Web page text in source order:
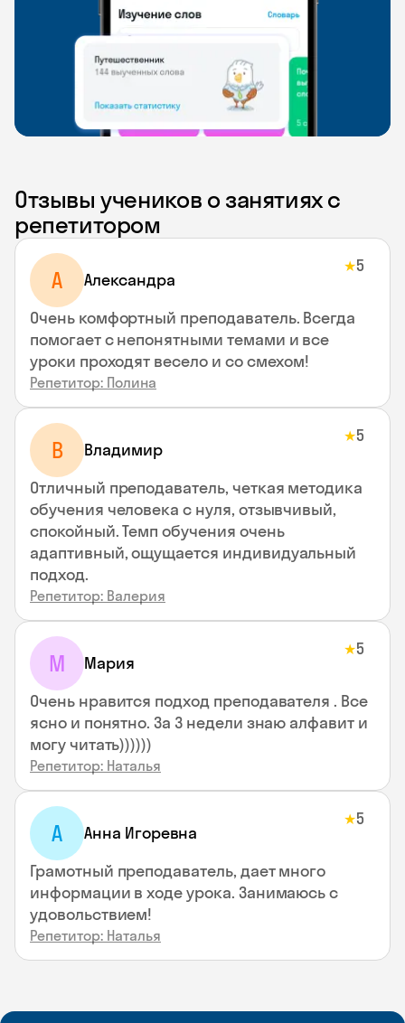
Отзывы учеников о занятиях с
репетитором
A Aлександра
★5
Очень комфортный преподаватель. Всегда
помогает с непонятными темами и все
уроки проходят весело и со смехом!
Репетитор: Полина
В Владимир
★5
Отличный преподаватель, четкая методика
обучения человека с нуля, отзывчивый,
спокойный. Темп обучения очень
адаптивный, ощущается индивидуальный
подход.
Репетитор: Валерия
М Мария
★5
Очень нравится подход преподавателя . Все
ясно и понятно. За 3 недели знаю алфавит и
могу читать))))))
Репетитор: Наталья
А Анна Игоревна
★5
Грамотный преподаватель, дает много
информации в ходе урока. Занимаюсь с
удовольствием!
Репетитор: Наталья